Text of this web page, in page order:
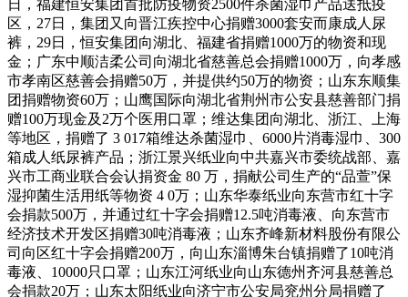
日，福建恒安集团首批防疫物资2500件杀菌湿巾产品送抵疫
区，27日，集团又向晋江疾控中心捐赠3000套安而康成人尿
裤，29日，恒安集团向湖北、福建省捐赠1000万的物资和现
金；广东中顺洁柔公司向湖北省慈善总会捐赠1000万，向孝感
市孝南区慈善会捐赠50万，并提供约50万的物资；山东东顺集
团捐赠物资60万；山鹰国际向湖北省荆州市公安县慈善部门捐
赠100万现金及2万个医用口罩；维达集团向湖北、浙江、上海
等地区，捐赠了 3 017箱维达杀菌湿巾、6000片消毒湿巾、300
箱成人纸尿裤产品；浙江景兴纸业向中共嘉兴市委统战部、嘉
兴市工商业联合会认捐资金 80 万，捐献公司生产的“品萱”保
湿抑菌生活用纸等物资 4 0万；山东华泰纸业向东营市红十字
会捐款500万，并通过红十字会捐赠12.5吨消毒液、向东营市
经济技术开发区捐赠30吨消毒液；山东齐峰新材料股份有限公
司向区红十字会捐赠200万，向山东淄博朱台镇捐赠了10吨消
毒液、10000只口罩；山东江河纸业向山东德州齐河县慈善总
会捐款20万；山东太阳纸业向济宁市公安局兖州分局捐赠了